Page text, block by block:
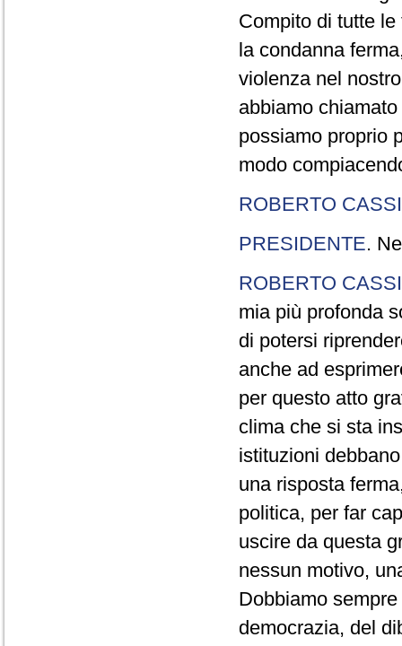
Compito di tutte
la condanna
violenza nel
abbiamo
possiamo proprio
modo
ROBERTO
PRESIDENTE.
ROBERTO
mia più profonda
di potersi
anche ad
per questo atto
clima che si sta
istituzioni
una risposta
politica, per far
uscire da questa
nessun motivo,
Dobbiamo
democrazia, del